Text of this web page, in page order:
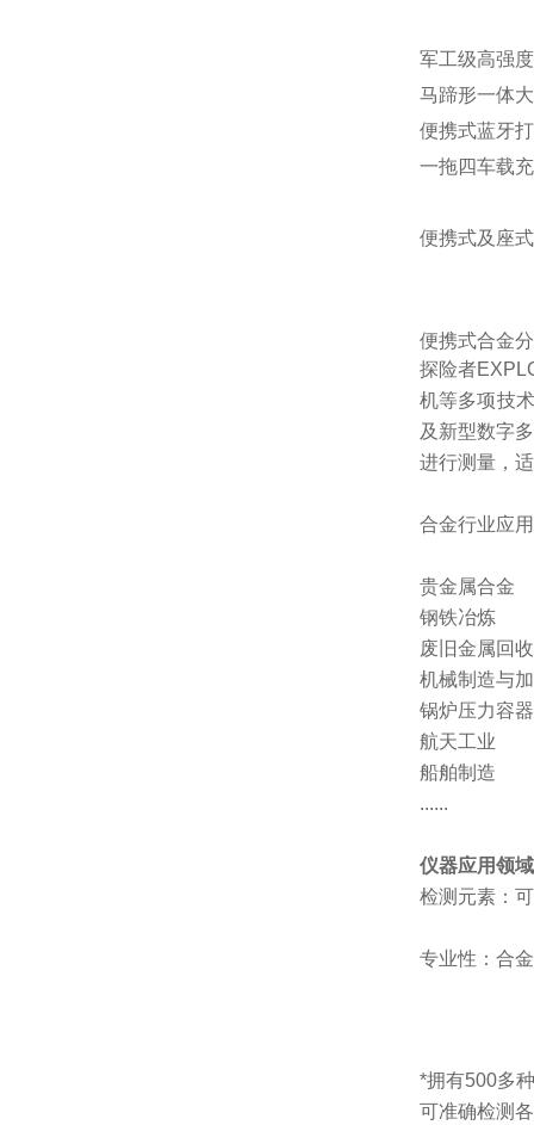
军工级高强
马蹄形一体
便携式蓝牙
一拖四车载
便携式及座
便携式合金
探险者
机等多项技
及新型数字
进行测量，
合金行业应用
贵金属合金
钢铁冶炼
废旧金属回收
机械制造与
锅炉压力容器
航天工业
船舶制造
......
仪器应用领
检测元素：
专业性：合
*拥有500多
可准确检测